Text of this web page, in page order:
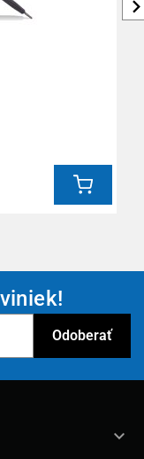
keyboard_arrow_down